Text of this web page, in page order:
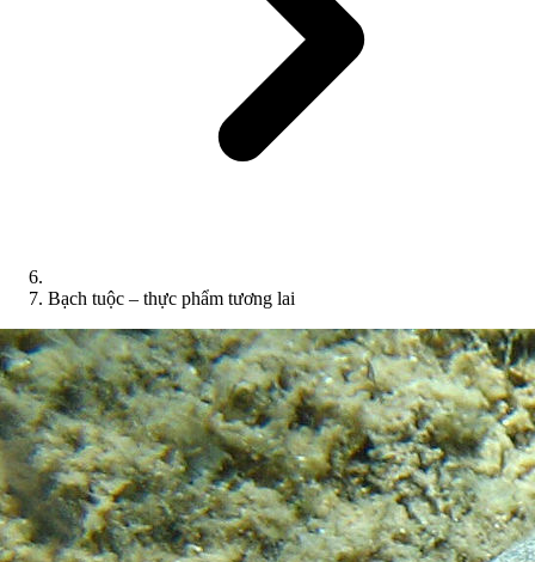
Bạch tuộc – thực phẩm tương lai